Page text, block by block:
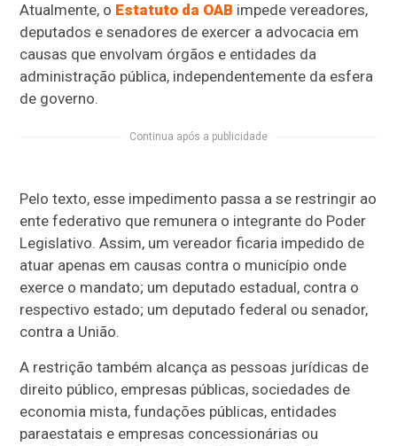
Atualmente, o Estatuto da OAB impede vereadores,
deputados e senadores de exercer a advocacia em
causas que envolvam órgãos e entidades da
administração pública, independentemente da esfera
de governo.
Continua após a publicidade
Pelo texto, esse impedimento passa a se restringir ao
ente federativo que remunera o integrante do Poder
Legislativo. Assim, um vereador ficaria impedido de
atuar apenas em causas contra o município onde
exerce o mandato; um deputado estadual, contra o
respectivo estado; um deputado federal ou senador,
contra a União.
A restrição também alcança as pessoas jurídicas de
direito público, empresas públicas, sociedades de
economia mista, fundações públicas, entidades
paraestatais e empresas concessionárias ou